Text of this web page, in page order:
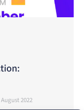
August 2022